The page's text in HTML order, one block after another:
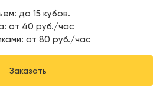
до 15 кубов.
от 40 руб./час
от 80 руб./час
Заказать